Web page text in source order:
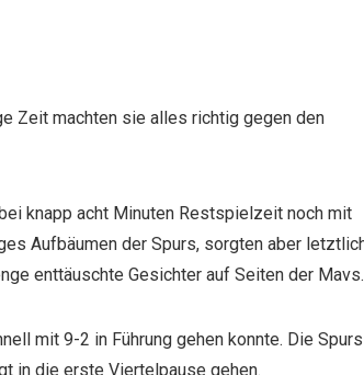
Zeit machten sie alles richtig gegen den
knapp acht Minuten Restspielzeit noch mit
Aufbäumen der Spurs, sorgten aber
enttäuschte Gesichter auf Seiten der Mavs.
mit 9-2 in Führung gehen konnte. Die Spurs
in die erste Viertelpause gehen.